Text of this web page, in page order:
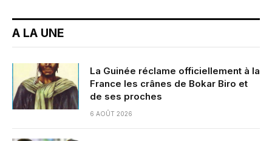
A LA UNE
La Guinée réclame officiellement à la
France les crânes de Bokar Biro et
de ses proches
6 AOÛT 2026